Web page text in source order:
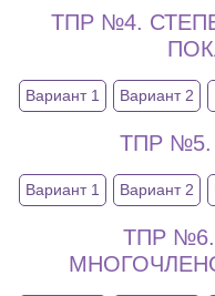
ТПР №4.
Вариант 1 Вариант 2
ТПР
Вариант 1 Вариант 2
ТПР